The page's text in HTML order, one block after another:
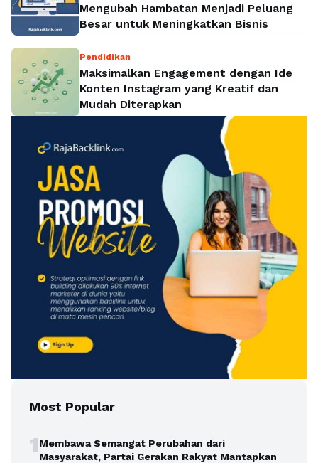
Mengubah Hambatan Menjadi Peluang
Besar untuk Meningkatkan Bisnis
Pendidikan
Maksimalkan Engagement dengan Ide
Konten Instagram yang Kreatif dan
Mudah Diterapkan
Most Popular
1Membawa Semangat Perubahan dari
Masyarakat, Partai Gerakan Rakyat Mantapkan